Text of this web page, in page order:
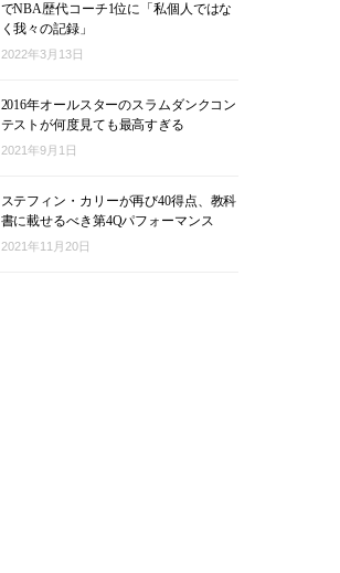
でNBA歴代コーチ1位に「私個人ではな
く我々の記録」
2022年3月13日
2016年オールスターのスラムダンクコン
テストが何度見ても最高すぎる
2021年9月1日
ステフィン・カリーが再び40得点、教科
書に載せるべき第4Qパフォーマンス
2021年11月20日